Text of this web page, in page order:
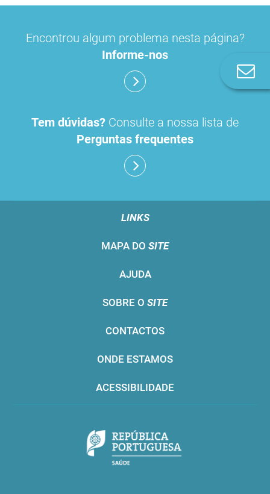
Encontrou algum problema nesta página?
Informe-nos
Tem dúvidas? Consulte a nossa lista de
Perguntas frequentes
LINKS
MAPA DO SITE
AJUDA
SOBRE O SITE
CONTACTOS
ONDE ESTAMOS
ACESSIBILIDADE